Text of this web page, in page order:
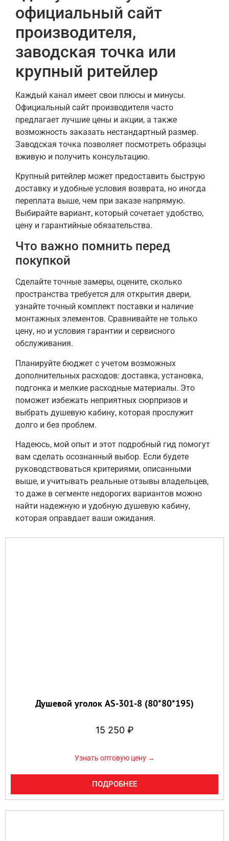
официальный сайт
производителя,
заводская точка или
крупный ритейлер
Каждый канал имеет свои плюсы и минусы.
Официальный сайт производителя часто
предлагает лучшие цены и акции, а также
возможность заказать нестандартный размер.
Заводская точка позволяет посмотреть образцы
вживую и получить консультацию.
Крупный ритейлер может предоставить быструю
доставку и удобные условия возврата, но иногда
переплата выше, чем при заказе напрямую.
Выбирайте вариант, который сочетает удобство,
цену и гарантийные обязательства.
Что важно помнить перед
покупкой
Сделайте точные замеры, оцените, сколько
пространства требуется для открытия двери,
узнайте точный комплект поставки и наличие
монтажных элементов. Сравнивайте не только
цену, но и условия гарантии и сервисного
обслуживания.
Планируйте бюджет с учетом возможных
дополнительных расходов: доставка, установка,
подгонка и мелкие расходные материалы. Это
поможет избежать неприятных сюрпризов и
выбрать душевую кабину, которая прослужит
долго и без проблем.
Надеюсь, мой опыт и этот подробный гид помогут
вам сделать осознанный выбор. Если будете
руководствоваться критериями, описанными
выше, и учитывать реальные отзывы владельцев,
то даже в сегменте недорогих вариантов можно
найти надежную и удобную душевую кабину,
которая оправдает ваши ожидания.
Душевой уголок AS-301-8 (80*80*195)
15 250 ₽
Узнать оптовую цену →
ПОДРОБНЕЕ